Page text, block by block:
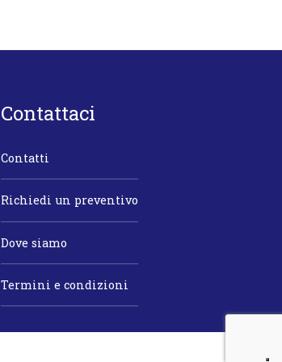
Contattaci
Contatti
Richiedi un preventivo
Dove siamo
Termini e condizioni